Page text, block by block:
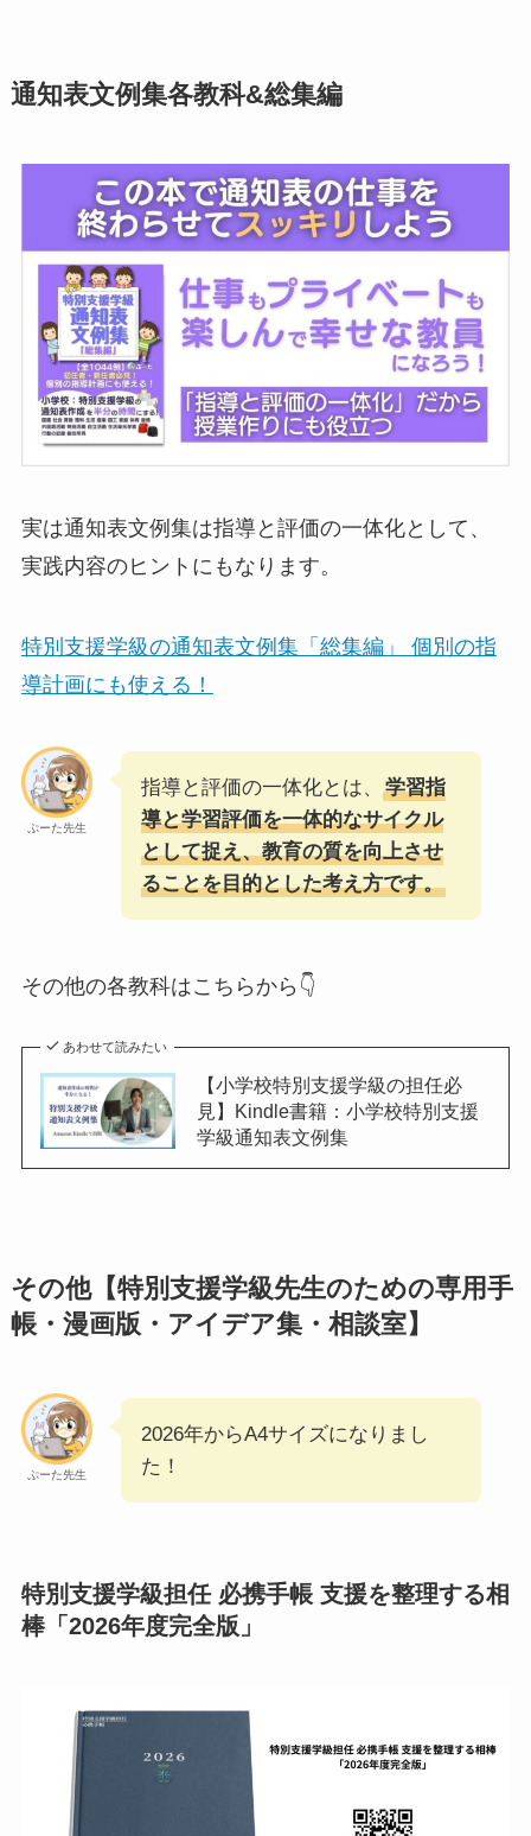
通知表文例集各教科&総集編
実は通知表文例集は指導と評価の一体化として、
実践内容のヒントにもなります。
特別支援学級の通知表文例集「総集編」 個別の指
導計画にも使える！
ぷーた先生
指導と評価の一体化とは、
学習指
導と学習評価を一体的なサイクル
として捉え、教育の質を向上させ
ることを目的とした考え方です。
その他の各教科はこちらから👇
あわせて読みたい
【小学校特別支援学級の担任必
見】Kindle書籍：小学校特別支援
学級通知表文例集
その他【特別支援学級先生のための専用手
帳・漫画版・アイデア集・相談室】
ぷーた先生
2026年からA4サイズになりまし
た！
特別支援学級担任 必携手帳 支援を整理する相
棒「2026年度完全版」